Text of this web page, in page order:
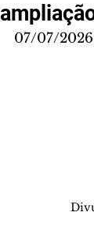
07/07/2026